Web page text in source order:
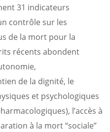
31 indicateurs
contrôle sur les
de la mort pour la
récents abondent
de la dignité, le
et psychologiques
l’accès à
à la mort “sociale”